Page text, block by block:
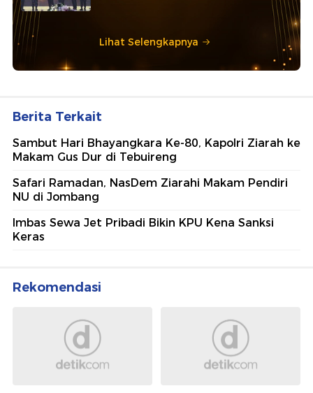
Lihat Selengkapnya
Berita Terkait
Sambut Hari Bhayangkara Ke-80, Kapolri Ziarah ke
Makam Gus Dur di Tebuireng
Safari Ramadan, NasDem Ziarahi Makam Pendiri
NU di Jombang
Imbas Sewa Jet Pribadi Bikin KPU Kena Sanksi
Keras
Rekomendasi